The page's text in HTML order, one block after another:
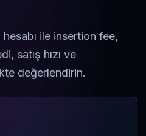
ile insertion fee,
satış hızı ve
değerlendirin.